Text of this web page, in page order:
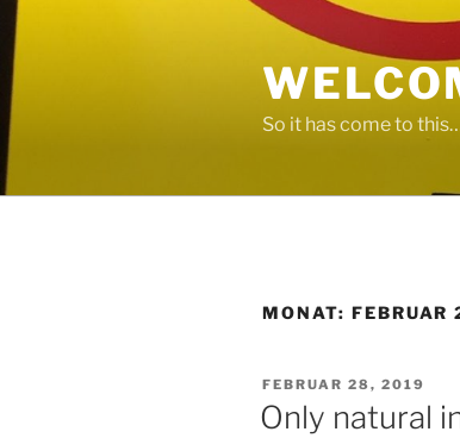
Zum
Inhalt
springen
So it has come to
MONAT: FEBRUAR
VERÖFFENTLICHT
AM
FEBRUAR 28, 2019
Only natural